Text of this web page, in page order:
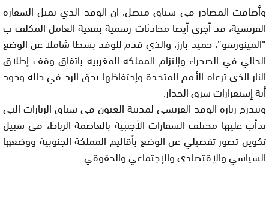
وأضافت المصادر في سياق متصل، ان الوفد الذي يمثل السفارة
الفرنسية، قد أجرى أيضا محادثات رسمية بمعية العامل المكلف ب
“المينورسو”، حميد بارز، والذي قدم للوفد بسطا شاملا عن الوضع
الحالي في الصحراء وإلتزام المملكة المغربية باتفاق وقف إطلاق
النار الذي ترعاه الأمم المتحدة وإحتفاظها بحق الرد في حالة وجود
أية إستفزازات شرق الجدار.
وتندرج زيارة الوفد الفرنسي لمدينة العيون في سياق الزيارات التي
تدأب عليها مختلف السفارات الأجنبية بالعاصمة الرباط، في سبيل
تكوين تصور تفصيلي عن الوضع بأقاليم المملكة الجنوبية ووضعها
السياسي والإقتصادي والإجتماعي والحقوقي.